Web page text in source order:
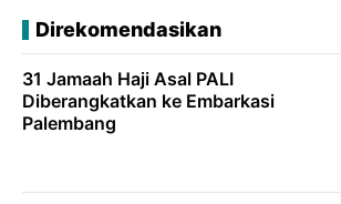
Direkomendasikan
31 Jamaah Haji Asal PALI
Diberangkatkan ke Embarkasi
Palembang